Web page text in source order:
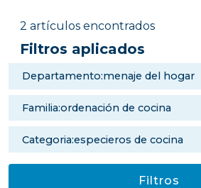
2 artículos encontrados
Filtros aplicados
departamento:menaje del hogar
familia:ordenación de cocina
categoria:especieros de cocina
Filtros